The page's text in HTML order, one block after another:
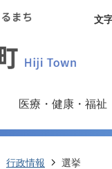
文
医療・健康・福祉
行政情報 選挙